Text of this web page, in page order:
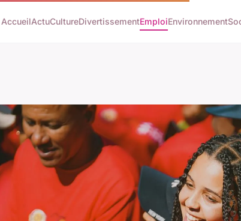
AccueilActuCultureDivertissementEmploiEnvironnement